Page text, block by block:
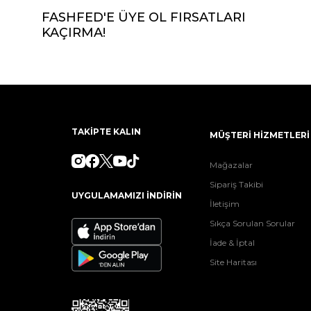
FASHFED'E ÜYE OL FIRSATLARI
KAÇIRMA!
TAKİPTE KALIN
UYGULAMAMIZI İNDİRİN
MÜŞTERİ HİZMETLERİ
Mağazalar
Sipariş Takibi
İletişim
Sıkça Sorulan Sorular
İade & İptal
Site Haritası